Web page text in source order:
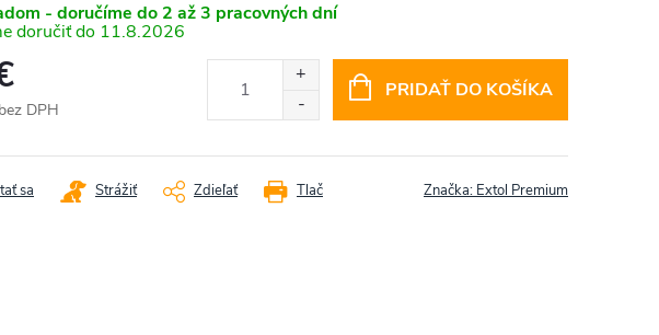
- doručíme do 2 až 3 pracovných dní
11.8.2026
DPH
PRIDAŤ DO KOŠÍKA
Tlač
sa Strážiť Zdieľať Značka: Extol Premium